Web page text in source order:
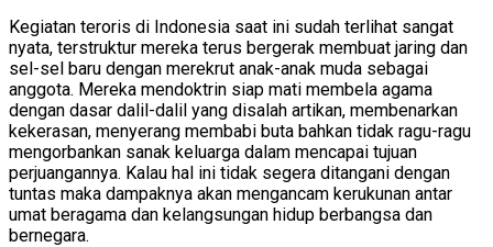
Kegiatan teroris di Indonesia saat ini sudah terlihat sangat
nyata, terstruktur mereka terus bergerak membuat jaring dan
sel-sel baru dengan merekrut anak-anak muda sebagai
anggota. Mereka mendoktrin siap mati membela agama
dengan dasar dalil-dalil yang disalah artikan, membenarkan
kekerasan, menyerang membabi buta bahkan tidak ragu-ragu
mengorbankan sanak keluarga dalam mencapai tujuan
perjuangannya. Kalau hal ini tidak segera ditangani dengan
tuntas maka dampaknya akan mengancam kerukunan antar
umat beragama dan kelangsungan hidup berbangsa dan
bernegara.